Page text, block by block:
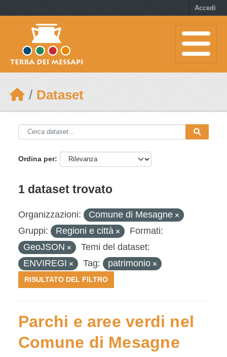
Accedi
Dataset
Ordina per
1 dataset trovato
Organizzazioni:
Comune di Mesagne
Gruppi:
Regioni e città
Formati:
GeoJSON
Temi del dataset:
ENVIREGI
Tag: patrimonio
RISULTATO DEL FILTRO
Parchi e aree verdi nel
Comune di Mesagne